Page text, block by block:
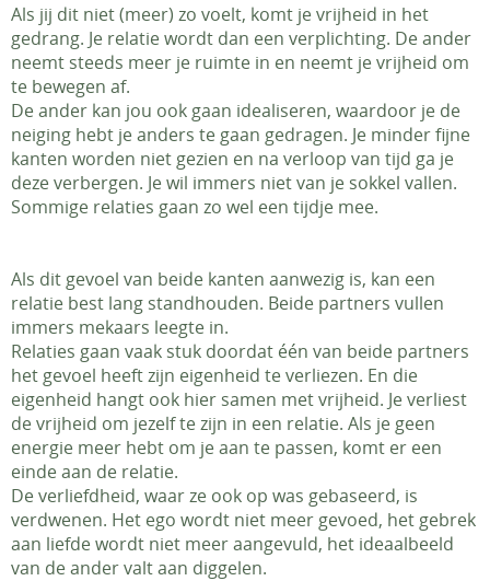
Als jij dit niet (meer) zo voelt, komt je vrijheid in het
gedrang. Je relatie wordt dan een verplichting. De ander
neemt steeds meer je ruimte in en neemt je vrijheid om
te bewegen af.
De ander kan jou ook gaan idealiseren, waardoor je de
neiging hebt je anders te gaan gedragen. Je minder fijne
kanten worden niet gezien en na verloop van tijd ga je
deze verbergen. Je wil immers niet van je sokkel vallen.
Sommige relaties gaan zo wel een tijdje mee.
Als dit gevoel van beide kanten aanwezig is, kan een
relatie best lang standhouden. Beide partners vullen
immers mekaars leegte in.
Relaties gaan vaak stuk doordat één van beide partners
het gevoel heeft zijn eigenheid te verliezen. En die
eigenheid hangt ook hier samen met vrijheid. Je verliest
de vrijheid om jezelf te zijn in een relatie. Als je geen
energie meer hebt om je aan te passen, komt er een
einde aan de relatie.
De verliefdheid, waar ze ook op was gebaseerd, is
verdwenen. Het ego wordt niet meer gevoed, het gebrek
aan liefde wordt niet meer aangevuld, het ideaalbeeld
van de ander valt aan diggelen.